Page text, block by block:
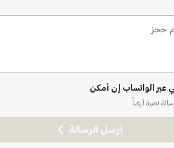
عبر الواتساب إن أمكن
نصية أيضاً
ارسل الرسالة